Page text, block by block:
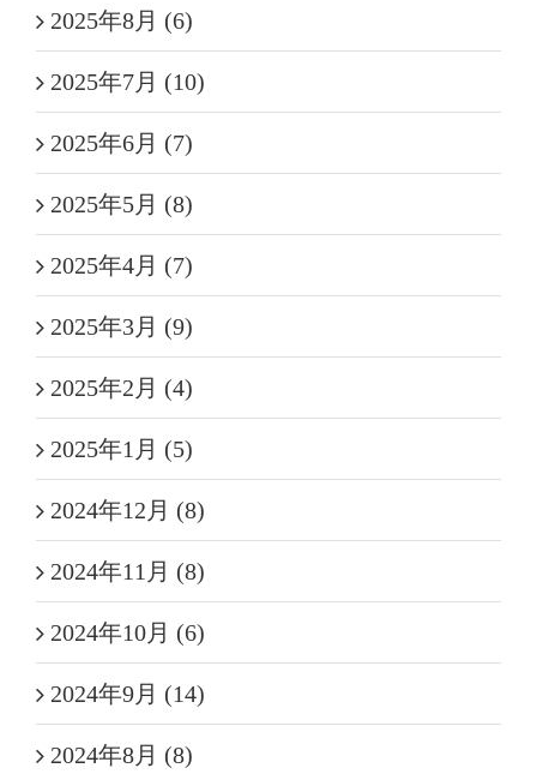
2025年8月 (6)
2025年7月 (10)
2025年6月 (7)
2025年5月 (8)
2025年4月 (7)
2025年3月 (9)
2025年2月 (4)
2025年1月 (5)
2024年12月 (8)
2024年11月 (8)
2024年10月 (6)
2024年9月 (14)
2024年8月 (8)